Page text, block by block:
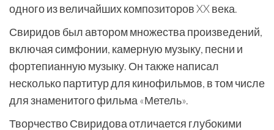
одного из величайших композиторов XX века.
Свиридов был автором множества произведений,
включая симфонии, камерную музыку, песни и
фортепианную музыку. Он также написал
несколько партитур для кинофильмов, в том числе
для знаменитого фильма «Метель».
Творчество Свиридова отличается глубокими